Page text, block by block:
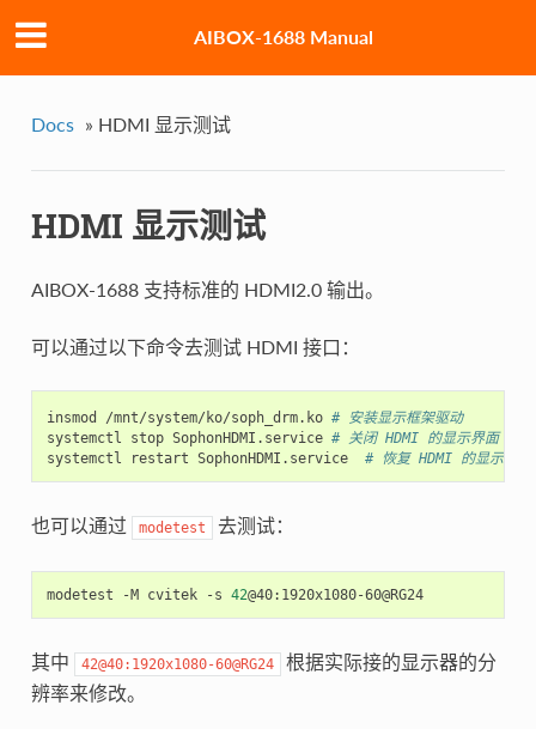
AIBOX-1688 Manual
Docs » HDMI 显示测试
HDMI 显示测试
AIBOX-1688 支持标准的 HDMI2.0 输出。
可以通过以下命令去测试 HDMI 接口：
insmod /mnt/system/ko/soph_drm.ko # 安装显示框架驱动
systemctl stop SophonHDMI.service # 关闭 HDMI 的显示界面
systemctl restart SophonHDMI.service # 恢复 HDMI 的显示界面
也可以通过 modetest 去测试：
modetest -M cvitek -s 42 @40:1920x1080-60@RG24
其中 42@40:1920x1080-60@RG24
根据实际接的显示器的分
辨率来修改。